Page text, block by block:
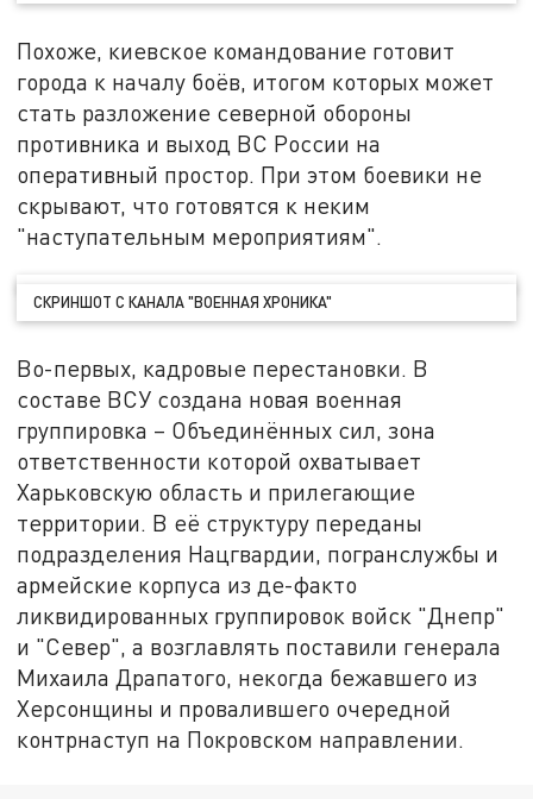
Похоже, киевское командование готовит
города к началу боёв, итогом которых может
стать разложение северной обороны
противника и выход ВС России на
оперативный простор. При этом боевики не
скрывают, что готовятся к неким
"наступательным мероприятиям".
СКРИНШОТ С КАНАЛА "ВОЕННАЯ ХРОНИКА"
Во-первых, кадровые перестановки. В
составе ВСУ создана новая военная
группировка – Объединённых сил, зона
ответственности которой охватывает
Харьковскую область и прилегающие
территории. В её структуру переданы
подразделения Нацгвардии, погранслужбы и
армейские корпуса из де-факто
ликвидированных группировок войск "Днепр"
и "Север", а возглавлять поставили генерала
Михаила Драпатого, некогда бежавшего из
Херсонщины и провалившего очередной
контрнаступ на Покровском направлении.